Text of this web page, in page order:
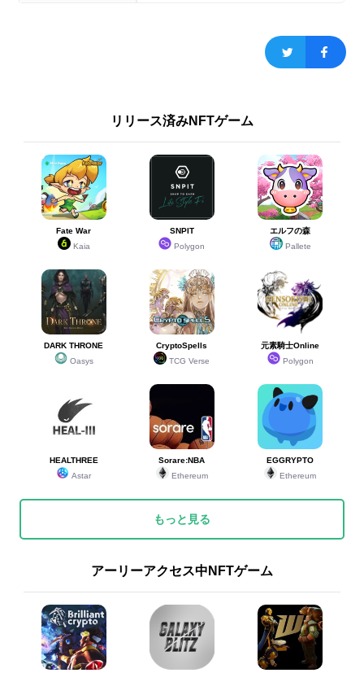
リリース済みNFTゲーム
Fate War
Kaia
SNPIT
Polygon
エルフの森
Pallete
DARK THRONE
Oasys
CryptoSpells
TCG Verse
元素騎士Online
Polygon
HEALTHREE
Astar
Sorare:NBA
Ethereum
EGGRYPTO
Ethereum
もっと見る
アーリーアクセス中NFTゲーム